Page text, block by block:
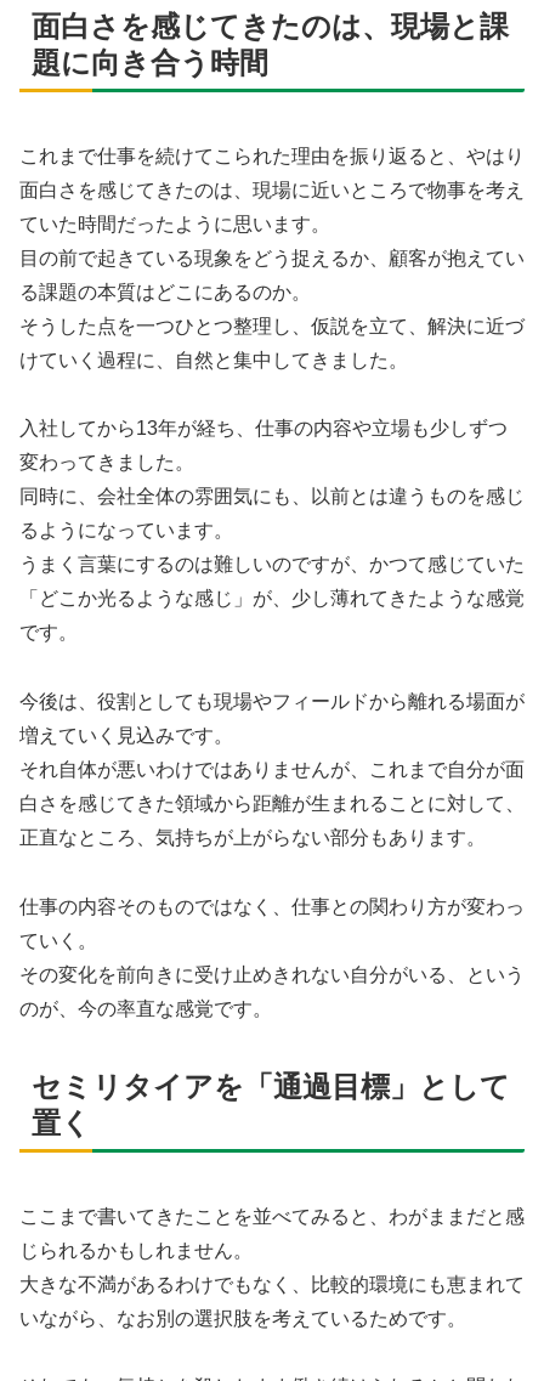
面白さを感じてきたのは、現場と課
題に向き合う時間
これまで仕事を続けてこられた理由を振り返ると、やはり
面白さを感じてきたのは、現場に近いところで物事を考え
ていた時間だったように思います。
目の前で起きている現象をどう捉えるか、顧客が抱えてい
る課題の本質はどこにあるのか。
そうした点を一つひとつ整理し、仮説を立て、解決に近づ
けていく過程に、自然と集中してきました。
入社してから13年が経ち、仕事の内容や立場も少しずつ
変わってきました。
同時に、会社全体の雰囲気にも、以前とは違うものを感じ
るようになっています。
うまく言葉にするのは難しいのですが、かつて感じていた
「どこか光るような感じ」が、少し薄れてきたような感覚
です。
今後は、役割としても現場やフィールドから離れる場面が
増えていく見込みです。
それ自体が悪いわけではありませんが、これまで自分が面
白さを感じてきた領域から距離が生まれることに対して、
正直なところ、気持ちが上がらない部分もあります。
仕事の内容そのものではなく、仕事との関わり方が変わっ
ていく。
その変化を前向きに受け止めきれない自分がいる、という
のが、今の率直な感覚です。
セミリタイアを「通過目標」として
置く
ここまで書いてきたことを並べてみると、わがままだと感
じられるかもしれません。
大きな不満があるわけでもなく、比較的環境にも恵まれて
いながら、なお別の選択肢を考えているためです。